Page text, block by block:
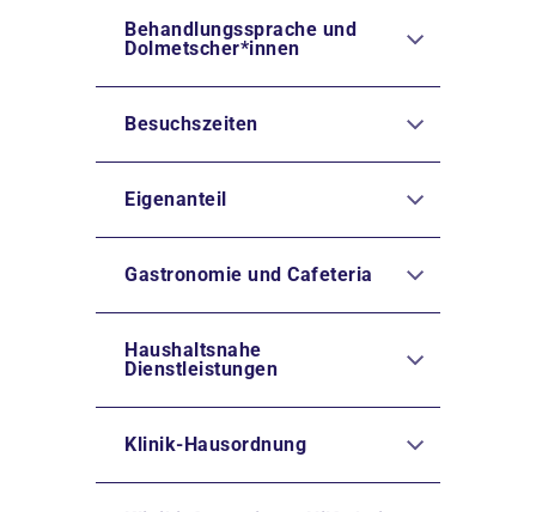
Behandlungssprache und
Dolmetscher*innen
Besuchszeiten
Eigenanteil
Gastronomie und Cafeteria
Haushaltsnahe
Dienstleistungen
Klinik-Hausordnung